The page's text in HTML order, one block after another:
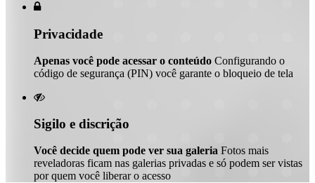

Privacidade
Apenas você pode acessar o conteúdo Configurando o
código de segurança (PIN) você garante o bloqueio de tela

Sigilo e discrição
Você decide quem pode ver sua galeria Fotos mais
reveladoras ficam nas galerias privadas e só podem ser vistas
por quem você liberar o acesso